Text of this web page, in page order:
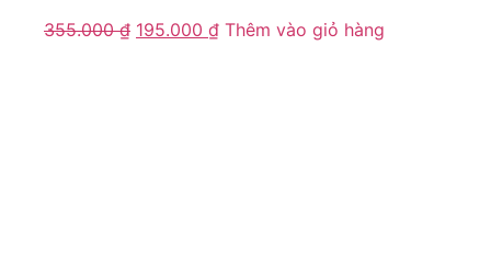
355.000₫ 195.000 ₫ Thêm vào giỏ hàng